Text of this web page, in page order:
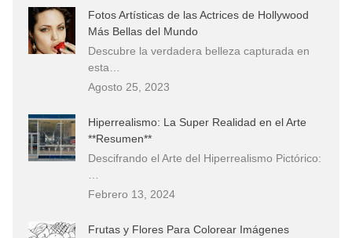
Fotos Artísticas de las Actrices de Hollywood
Más Bellas del Mundo
Descubre la verdadera belleza capturada en
esta…
Agosto 25, 2023
Hiperrealismo: La Super Realidad en el Arte
**Resumen**
Descifrando el Arte del Hiperrealismo Pictórico:
Febrero 13, 2024
Frutas y Flores Para Colorear Imágenes